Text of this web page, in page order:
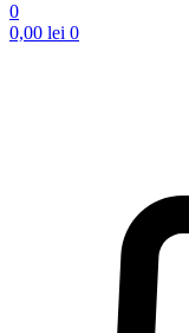
0
0,00 lei 0